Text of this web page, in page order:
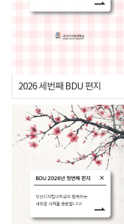
2026 세번째 BDU 편지